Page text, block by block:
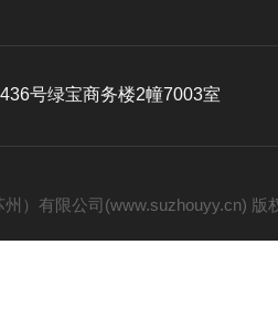
号绿宝商务楼2幢7003室
州）有限公司(www.suzhouyy.cn)